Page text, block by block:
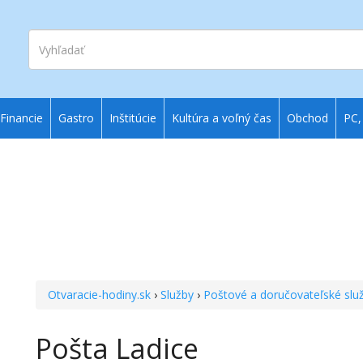
Vyhľadať
Otvaracie-hodiny.sk ›Služby › Poštové a doručovateľské
Pošta Ladice
Financie Gastro Inštitúcie Kultúra a voľný čas Obchod